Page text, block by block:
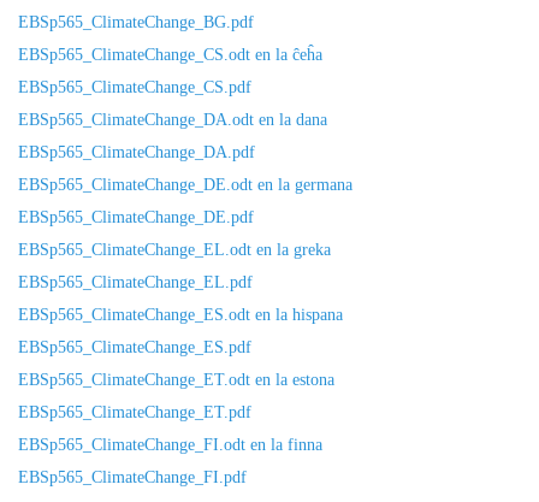
EBSp565_ClimateChange_BG.pdf
EBSp565_ClimateChange_CS.odt en la ĉeĥa
EBSp565_ClimateChange_CS.pdf
EBSp565_ClimateChange_DA.odt en la dana
EBSp565_ClimateChange_DA.pdf
EBSp565_ClimateChange_DE.odt en la germana
EBSp565_ClimateChange_DE.pdf
EBSp565_ClimateChange_EL.odt en la greka
EBSp565_ClimateChange_EL.pdf
EBSp565_ClimateChange_ES.odt en la hispana
EBSp565_ClimateChange_ES.pdf
EBSp565_ClimateChange_ET.odt en la estona
EBSp565_ClimateChange_ET.pdf
EBSp565_ClimateChange_FI.odt en la finna
EBSp565_ClimateChange_FI.pdf